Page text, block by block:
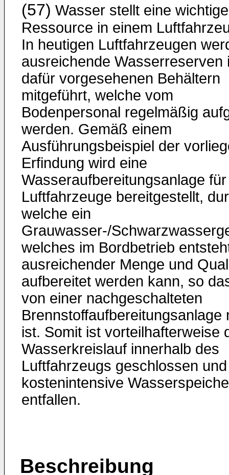
(57) Wasser stellt eine wichtige
Ressource in einem
In heutigen Luftfahrzeugen
ausreichende Wasserreserven
dafür vorgesehenen Behältern
mitgeführt, welche vom
Bodenpersonal regelmäßig
werden. Gemäß einem
Ausführungsbeispiel der
Erfindung wird eine
Wasseraufbereitungsanlage für
Luftfahrzeuge bereitgestellt,
welche ein
Grauwasser-/
welches im Bordbetrieb
ausreichender Menge und
aufbereitet werden kann, so
von einer nachgeschalteten
Brennstoffaufbereitungsanlage
ist. Somit ist vorteilhafterweise
Wasserkreislauf innerhalb des
Luftfahrzeugs geschlossen und
kostenintensive
entfallen.
Beschreibung